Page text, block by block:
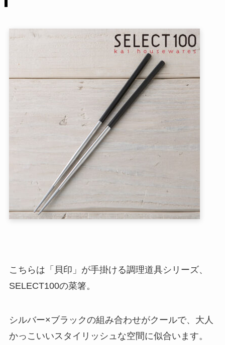
こちらは「貝印」が手掛ける調理道具シリーズ、
SELECT100の菜箸。
シルバー×ブラックの組み合わせがクールで、大人
かっこいいスタイリッシュな空間に似合います。